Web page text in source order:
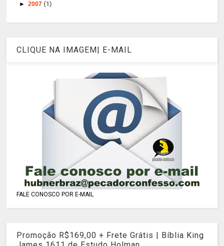
►2007 (1)
CLIQUE NA IMAGEM| E-MAIL
FALE CONOSCO POR E-MAIL
Promoção R$169,00 + Frete Grátis | Bíblia King